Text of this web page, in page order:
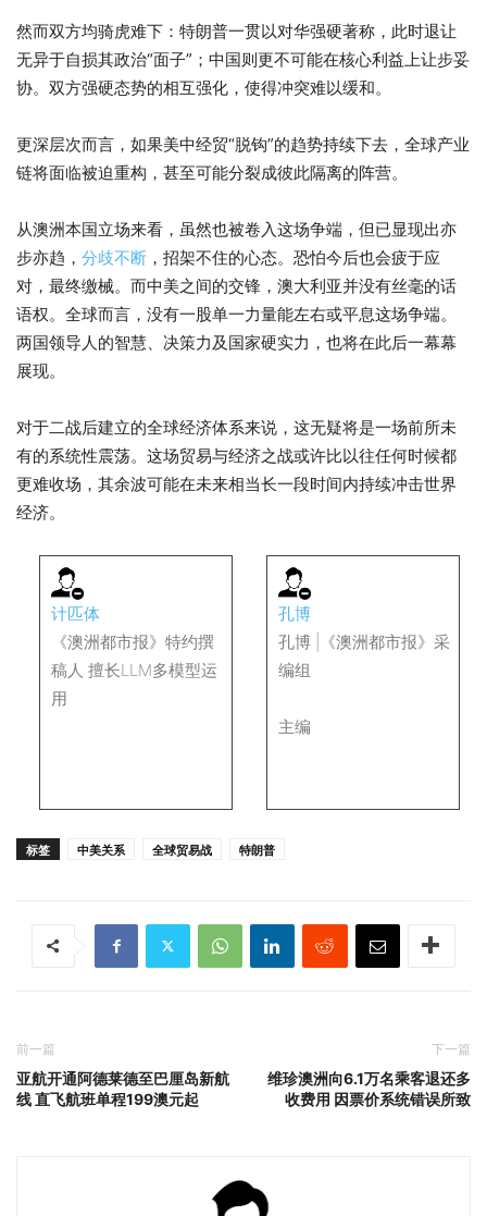
然而双方均骑虎难下：特朗普一贯以对华强硬著称，此时退让
无异于自损其政治“面子”；中国则更不可能在核心利益上让步妥
协。双方强硬态势的相互强化，使得冲突难以缓和。
更深层次而言，如果美中经贸“脱钩”的趋势持续下去，全球产业
链将面临被迫重构，甚至可能分裂成彼此隔离的阵营。
从澳洲本国立场来看，虽然也被卷入这场争端，但已显现出亦
步亦趋， 分歧不断 ，招架不住的心态。恐怕今后也会疲于应
对，最终缴械。而中美之间的交锋，澳大利亚并没有丝毫的话
语权。全球而言，没有一股单一力量能左右或平息这场争端。
两国领导人的智慧、决策力及国家硬实力，也将在此后一幕幕
展现。
对于二战后建立的全球经济体系来说，这无疑将是一场前所未
有的系统性震荡。这场贸易与经济之战或许比以往任何时候都
更难收场，其余波可能在未来相当长一段时间内持续冲击世界
经济。
计匹体
《澳洲都市报》特约撰
稿人 擅长LLM多模型运
用
孔博
孔博 |《澳洲都市报》采
编组
主编
标签 中美关系 全球贸易战 特朗普
前一篇
亚航开通阿德莱德至巴厘岛新航
线 直飞航班单程199澳元起
下一篇
维珍澳洲向6.1万名乘客退还多
收费用 因票价系统错误所致